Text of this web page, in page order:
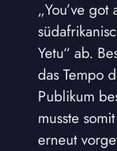
„You’ve
Yetu“ ab.
das Tempo
Publikum
musste
erneut